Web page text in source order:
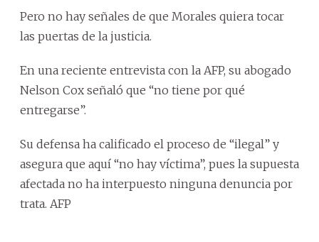
Pero no hay señales de que Morales quiera tocar
las puertas de la justicia.
En una reciente entrevista con la AFP, su abogado
Nelson Cox señaló que “no tiene por qué
entregarse”.
Su defensa ha calificado el proceso de “ilegal” y
asegura que aquí “no hay víctima”, pues la supuesta
afectada no ha interpuesto ninguna denuncia por
trata. AFP